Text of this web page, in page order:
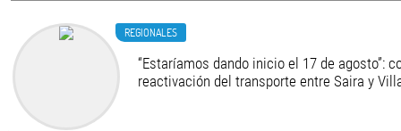
REGIONALES
“Estaríamos dando inicio el 17 de agosto”:
reactivación del transporte entre Saira y